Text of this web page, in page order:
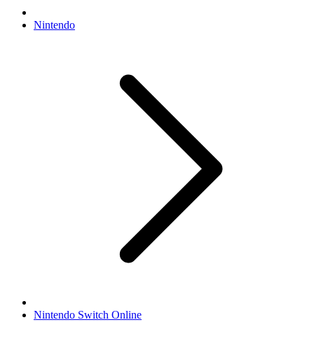
Nintendo
Nintendo Switch Online